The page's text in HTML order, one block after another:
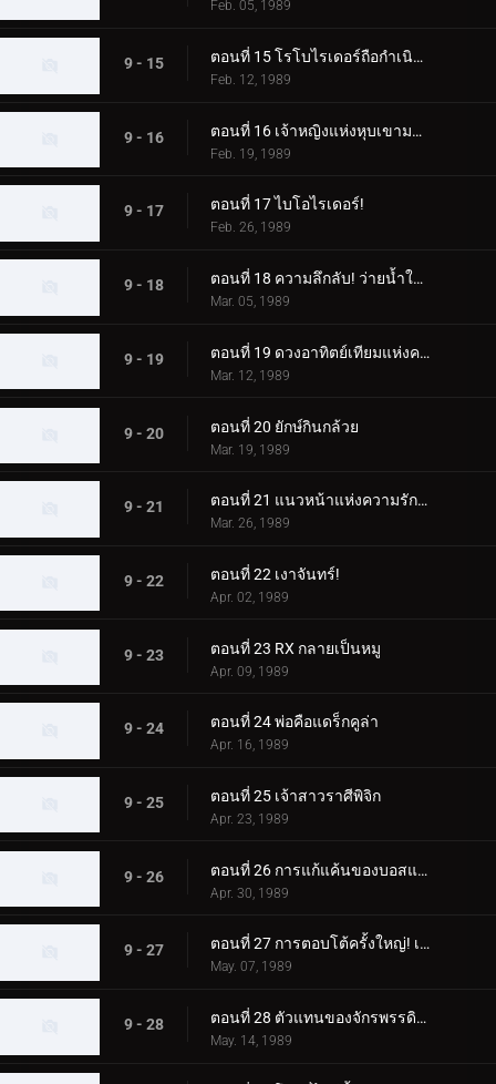
Feb. 05, 1989
9 - 15 ตอนที่ 15 โรโบไรเดอร์ถือกำเนิดแล้ว
Feb. 12, 1989
9 - 16 ตอนที่ 16 เจ้าหญิงแห่งหุบเขามหัศจรรย์
Feb. 19, 1989
9 - 17 ตอนที่ 17 ไบโอไรเดอร์!
Feb. 26, 1989
9 - 18 ตอนที่ 18 ความลึกลับ! ว่ายน้ำในอากาศแห่งความฝัน
Mar. 05, 1989
9 - 19 ตอนที่ 19 ดวงอาทิตย์เทียมแห่งความหวาดกลัว!
Mar. 12, 1989
9 - 20 ตอนที่ 20 ยักษ์กินกล้วย
Mar. 19, 1989
9 - 21 ตอนที่ 21 แนวหน้าแห่งความรักและมิตรภาพ
Mar. 26, 1989
9 - 22 ตอนที่ 22 เงาจันทร์!
Apr. 02, 1989
9 - 23 ตอนที่ 23 RX กลายเป็นหมู
Apr. 09, 1989
9 - 24 ตอนที่ 24 พ่อคือแดร็กคูล่า
Apr. 16, 1989
9 - 25 ตอนที่ 25 เจ้าสาวราศีพิจิก
Apr. 23, 1989
9 - 26 ตอนที่ 26 การแก้แค้นของบอสแกน
Apr. 30, 1989
9 - 27 ตอนที่ 27 การตอบโต้ครั้งใหญ่! เจ้าชายแห่งเงา
May. 07, 1989
9 - 28 ตอนที่ 28 ตัวแทนของจักรพรรดิผู้ยิ่งใหญ่
May. 14, 1989